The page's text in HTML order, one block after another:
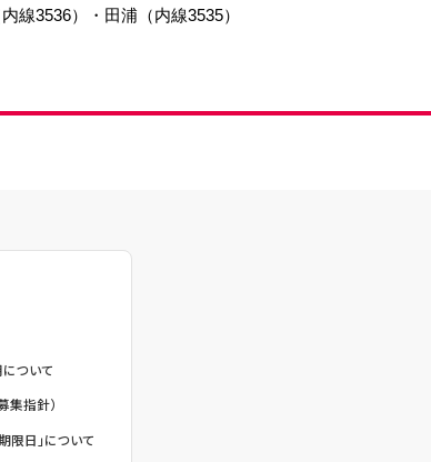
線3536）・田浦（内線3535）
ついて
集指針）
限日」について